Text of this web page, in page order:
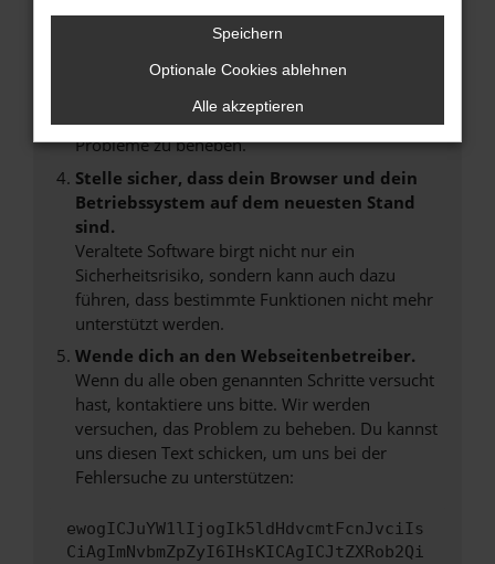
verhindern. Funktioniert die Seite in einem
anderen Browser oder in einem privaten
Starte dein Gerät neu.
Das kann manchmal helfen, vorübergehende
Probleme zu beheben.
Stelle sicher, dass dein Browser und dein
Betriebssystem auf dem neuesten Stand
sind.
Veraltete Software birgt nicht nur ein
Sicherheitsrisiko, sondern kann auch dazu
führen, dass bestimmte Funktionen nicht mehr
unterstützt werden.
Wende dich an den Webseitenbetreiber.
Wenn du alle oben genannten Schritte versucht
hast, kontaktiere uns bitte. Wir werden
versuchen, das Problem zu beheben. Du kannst
uns diesen Text schicken, um uns bei der
Fehlersuche zu unterstützen:
ewogICJuYW1lIjogIk5ldHdvcmtFcnJvciIs
CiAgImNvbmZpZyI6IHsKICAgICJtZXRob2Qi
Speichern
Optionale Cookies ablehnen
Alle akzeptieren